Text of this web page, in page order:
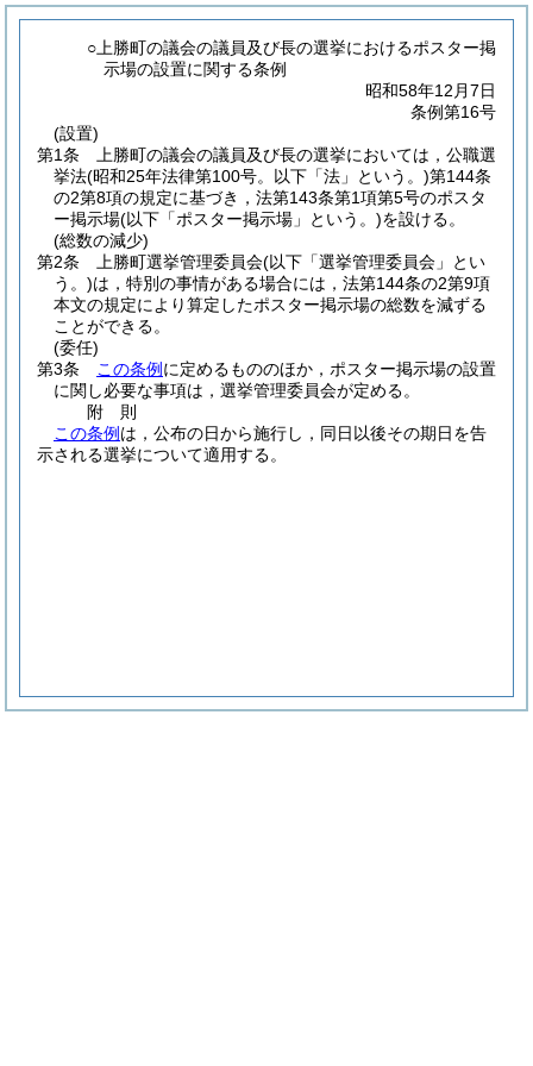
○上勝町の議会の議員及び長の選挙におけるポスター掲
示場の設置に関する条例
昭和58年12月7日
条例第16号
(設置)
第1条
上勝町の議会の議員及び長の選挙においては，公職選
挙法(昭和25年法律第100号。以下「法」という。)第144条
の2第8項の規定に基づき，法第143条第1項第5号のポスタ
ー掲示場(以下「ポスター掲示場」という。)を設ける。
(総数の減少)
第2条
上勝町選挙管理委員会(以下「選挙管理委員会」とい
う。)は，特別の事情がある場合には，法第144条の2第9項
本文の規定により算定したポスター掲示場の総数を減ずる
ことができる。
(委任)
第3条
この条例 に定めるもののほか，ポスター掲示場の設置
に関し必要な事項は，選挙管理委員会が定める。
附 則
この条例 は，公布の日から施行し，同日以後その期日を告
示される選挙について適用する。